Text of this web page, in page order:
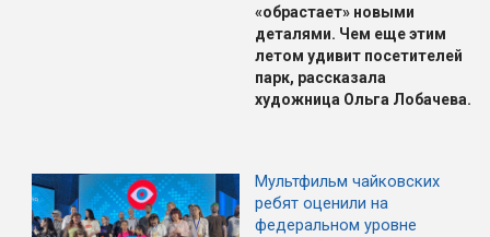
«обрастает» новыми
деталями. Чем еще этим
летом удивит посетителей
парк, рассказала
художница Ольга Лобачева.
Мультфильм чайковских
ребят оценили на
федеральном уровне